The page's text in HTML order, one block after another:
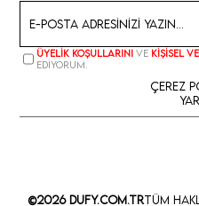
Üyelik koşullarını ve kişisel
ediyorum.
Çerez
©2026 Dufy.com.trTüm